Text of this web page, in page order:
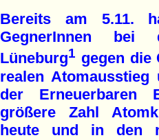
Bereits am 5.11.
GegnerInnen bei
Lüneburg1 gegen die
realen
der Erneuerbaren
größere Zahl
heute und in den